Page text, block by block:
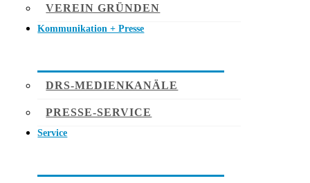
VEREIN GRÜNDEN
Kommunikation + Presse
DRS-MEDIENKANÄLE
PRESSE-SERVICE
Service